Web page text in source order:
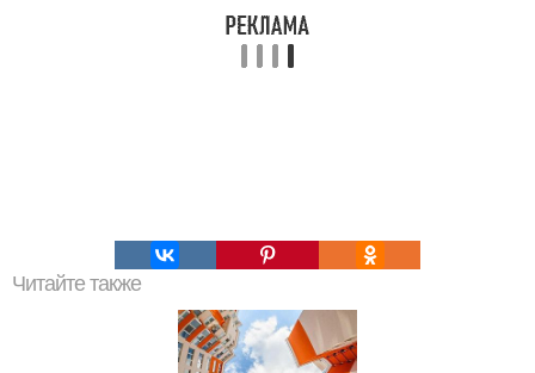
Читайте также